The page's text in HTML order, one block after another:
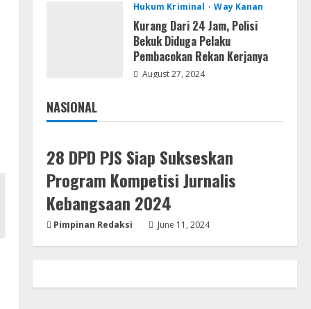
Assassin’s Creed Shadows
Digital Deluxe Edition Cracked
Rune Release for Desktop
August 6, 2026
August 5, 2026
Hukum Kriminal
Way Kanan
Kurang Dari 24 Jam, Polisi
Bekuk Diduga Pelaku
Pembacokan Rekan Kerjanya
August 27, 2024
NASIONAL
Jakarta
28 DPD PJS Siap Sukseskan
Program Kompetisi Jurnalis
Kebangsaan 2024
Pimpinan Redaksi June 11, 2024